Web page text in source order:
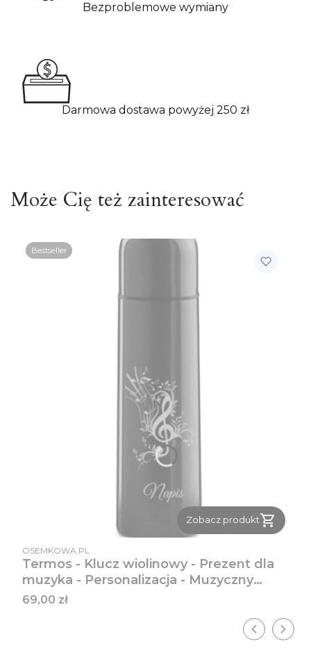
Bezproblemowe wymiany
Darmowa dostawa powyżej 250 zł
Może Cię też zainteresować
Bestseller
Zobacz produkt
PRODUCENT
OSEMKOWA.PL
Termos - Klucz wiolinowy - Prezent dla
muzyka - Personalizacja - Muzyczny
termos z grawerem
Cena
69,00 zł